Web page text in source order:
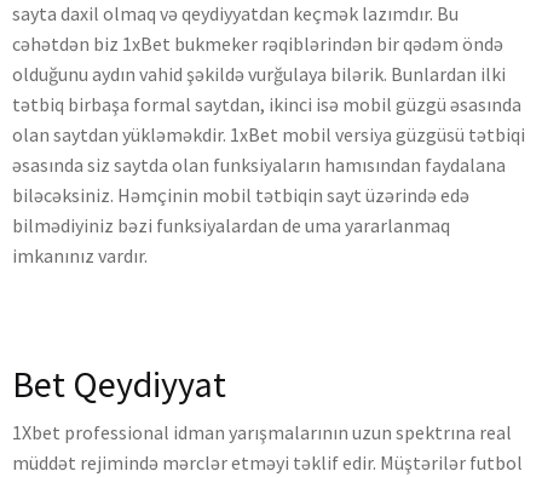
sayta daxil olmaq və qeydiyyatdan keçmək lazımdır. Bu
cəhətdən biz 1xBet bukmeker rəqiblərindən bir qədəm öndə
olduğunu aydın vahid şəkildə vurğulaya bilərik. Bunlardan ilki
tətbiq birbaşa formal saytdan, ikinci isə mobil güzgü əsasında
olan saytdan yükləməkdir. 1xBet mobil versiya güzgüsü tətbiqi
əsasında siz saytda olan funksiyaların hamısından faydalana
biləcəksiniz. Həmçinin mobil tətbiqin sayt üzərində edə
bilmədiyiniz bəzi funksiyalardan de uma yararlanmaq
imkanınız vardır.
Bet Qeydiyyat
1Xbet professional idman yarışmalarının uzun spektrına real
müddət rejimində mərclər etməyi təklif edir. Müştərilər futbol